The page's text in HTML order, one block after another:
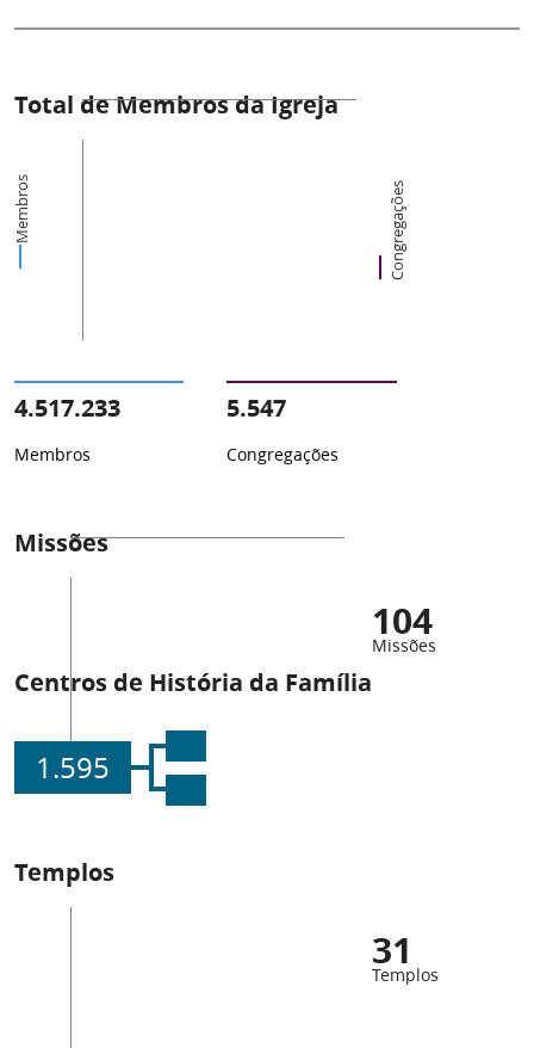
Total de Membros da Igreja
Membros Congregações
4.517.233
Membros
5.547
Congregações
Missões
104
Missões
Centros de História da Família
1.595
Templos
31
Templos